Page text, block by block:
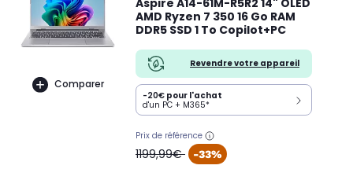
Comparer
AMD Ryzen 7 350 16 Go RAM
DDR5 SSD 1 To Copilot+PC
Revendre votre appareil
-20€ pour l'achat
d'un PC + M365*
Prix de référence
oldPrice
1199,99€ -33%